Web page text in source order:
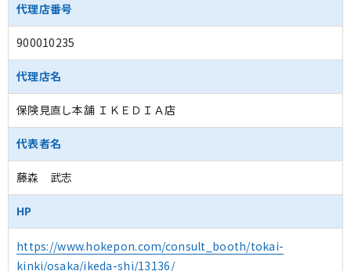
代理店番号
900010235
代理店名
保険見直し本舗 ＩＫＥＤＩＡ店
代表者名
藤森 武志
HP
https://www.hokepon.com/consult_booth/tokai-
kinki/osaka/ikeda-shi/13136/